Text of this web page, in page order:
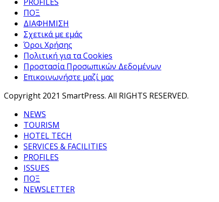
ΠΟΞ
ΔΙΑΦΗΜΙΣΗ
Σχετικά με εμάς
Όροι Χρήσης
Πολιτική για τα Cookies
Προστασία Προσωπικών Δεδομένων
Επικοινωνήστε μαζί μας
Copyright 2021 SmartPress. All RIGHTS RESERVED.
NEWS
TOURISM
HOTEL TECH
SERVICES & FACILITIES
PROFILES
ISSUES
ΠΟΞ
NEWSLETTER